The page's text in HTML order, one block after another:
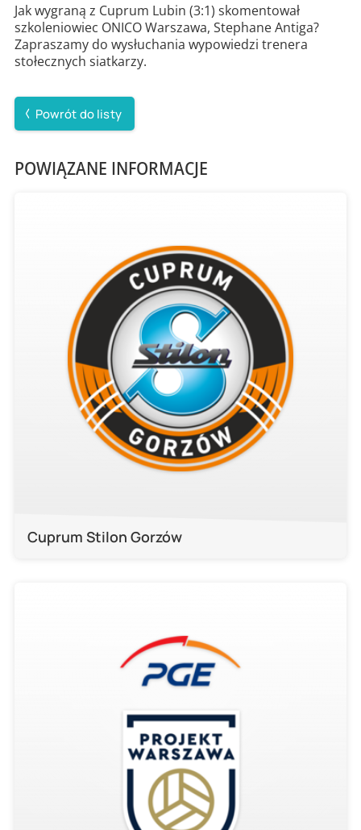
Jak wygraną z Cuprum Lubin (3:1) skomentował
szkoleniowiec ONICO Warszawa, Stephane Antiga?
Zapraszamy do wysłuchania wypowiedzi trenera
stołecznych siatkarzy.
Powrót do listy
POWIĄZANE INFORMACJE
Cuprum Stilon Gorzów